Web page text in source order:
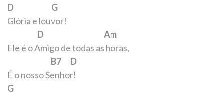
D G
Glória e louvor!
D Am
Ele é o Amigo de todas as horas,
B7 D
É o nosso Senhor!
G